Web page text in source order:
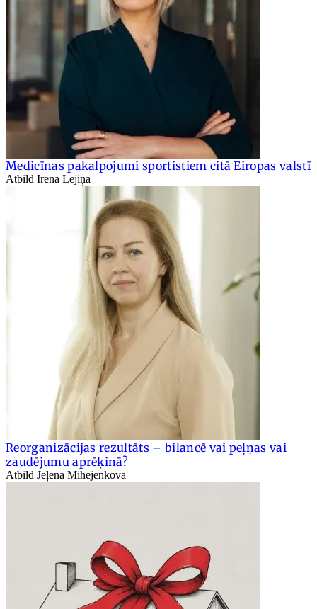
Medicīnas pakalpojumi sportistiem citā Eiropas valstī
Atbild Irēna Lejiņa
Reorganizācijas rezultāts – bilancē vai peļņas vai
zaudējumu aprēķinā?
Atbild Jeļena Mihejenkova